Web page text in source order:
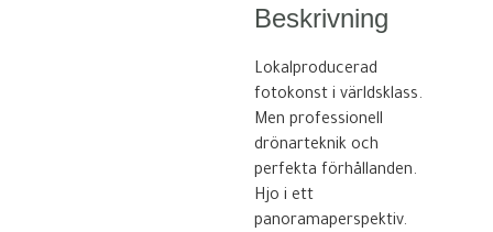
Beskrivning
Lokalproducerad
fotokonst i världsklass.
Men professionell
drönarteknik och
perfekta förhållanden.
Hjo i ett
panoramaperspektiv.